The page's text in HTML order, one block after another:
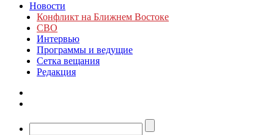
Новости
Конфликт на Ближнем Востоке
СВО
Интервью
Программы и ведущие
Сетка вещания
Редакция